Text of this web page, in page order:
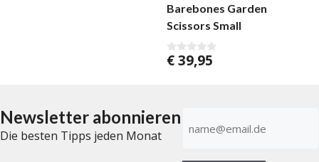
Barebones Garden
Scissors Small
0
€39,95
Newsletter abonnieren
Die besten Tipps jeden Monat
Mail-